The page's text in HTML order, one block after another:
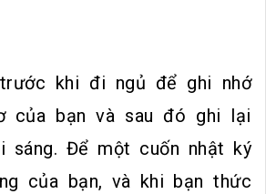
khi đi ngủ để ghi nhớ
của bạn và sau đó ghi lại
sáng. Để một cuốn nhật ký
của bạn, và khi bạn thức